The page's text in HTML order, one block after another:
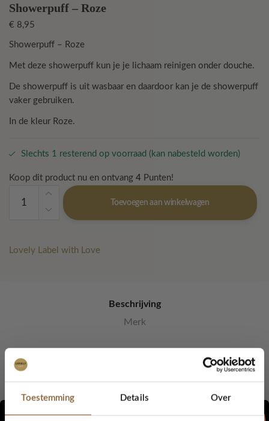
Toestemming Details Over
Showerpuff – Roze
€ 8,95
Showerpuff – Roze
Met deze showerpuff kun je je lichaam reinigen onder douche.
De showerpuff is uit wasbaar en daardoor kan je de showerpuff
vaker gebruiken.
In de kleur Roze.
Slechts 1 resterend op voorraad (kan nabesteld worden)
Koop dit product nu en ontvang 4 Punten!
Showerpuff
Toevoegen aan winkelwagen
Lovely Label with Love
Beschrijving
Merk
Designed by Lovely Label.
Ons verhaal: